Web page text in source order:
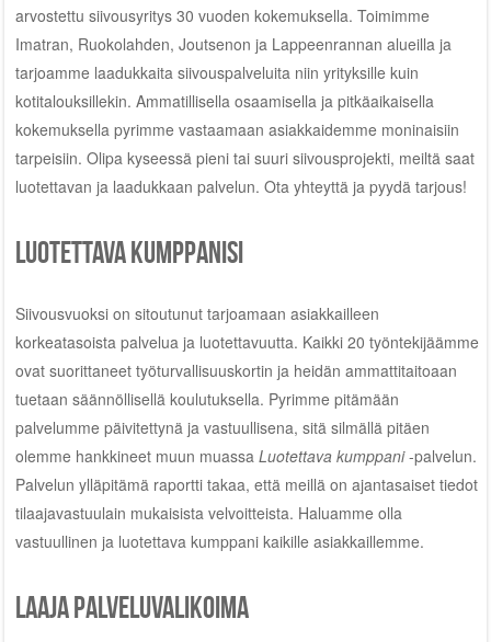
arvostettu siivousyritys 30 vuoden kokemuksella. Toimimme
Imatran, Ruokolahden, Joutsenon ja Lappeenrannan alueilla ja
tarjoamme laadukkaita siivouspalveluita niin yrityksille kuin
kotitalouksillekin. Ammatillisella osaamisella ja pitkäaikaisella
kokemuksella pyrimme vastaamaan asiakkaidemme moninaisiin
tarpeisiin. Olipa kyseessä pieni tai suuri siivousprojekti, meiltä saat
luotettavan ja laadukkaan palvelun. Ota yhteyttä ja pyydä tarjous!
Luotettava kumppanisi
Siivousvuoksi on sitoutunut tarjoamaan asiakkailleen
korkeatasoista palvelua ja luotettavuutta. Kaikki 20 työntekijäämme
ovat suorittaneet työturvallisuuskortin ja heidän ammattitaitoaan
tuetaan säännöllisellä koulutuksella. Pyrimme pitämään
palvelumme päivitettynä ja vastuullisena, sitä silmällä pitäen
olemme hankkineet muun muassa Luotettava kumppani-palvelun.
Palvelun ylläpitämä raportti takaa, että meillä on ajantasaiset tiedot
tilaajavastuulain mukaisista velvoitteista. Haluamme olla
vastuullinen ja luotettava kumppani kaikille asiakkaillemme.
Laaja palveluvalikoima